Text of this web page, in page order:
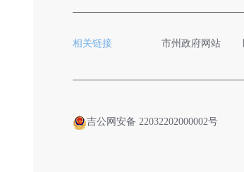
相关链接 市州政府网站
吉公网安备 22032202000002号